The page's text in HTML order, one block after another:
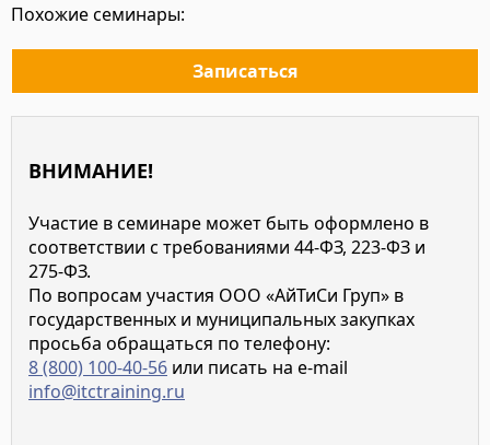
Похожие семинары:
Записаться
ВНИМАНИЕ!
Участие в семинаре может быть оформлено в
соответствии с требованиями 44-ФЗ, 223-ФЗ и
275-ФЗ.
По вопросам участия ООО «АйТиСи Груп» в
государственных и муниципальных закупках
просьба обращаться по телефону:
8 (800) 100-40-56 или писать на e-mail
info@itctraining.ru